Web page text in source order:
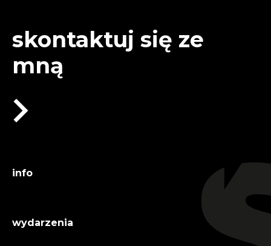
skontaktuj się ze
mną
info
wydarzenia